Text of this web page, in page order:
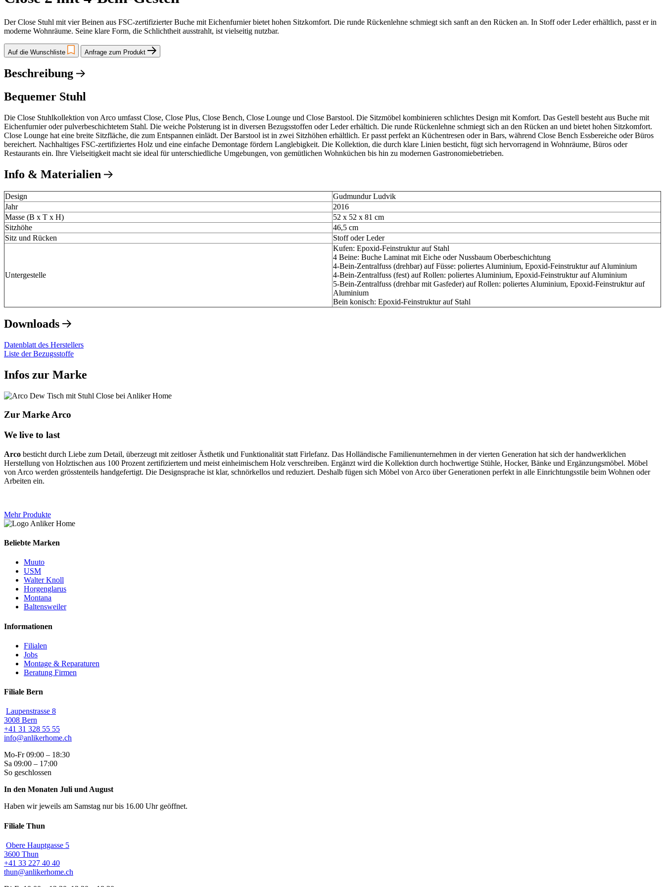
Der Close Stuhl mit vier Beinen aus FSC-zertifizierter Buche mit Eichenfurnier bietet hohen Sitzkomfort. Die runde Rückenlehne schmiegt sich sanft an den Rücken an. In Stoff oder Leder erhältlich, passt er in
moderne Wohnräume. Seine klare Form, die Schlichtheit ausstrahlt, ist vielseitig nutzbar.
Auf die Wunschliste Anfrage zum Produkt
Beschreibung
Bequemer Stuhl
Die Close Stuhlkollektion von Arco umfasst Close, Close Plus, Close Bench, Close Lounge und Close Barstool. Die Sitzmöbel kombinieren schlichtes Design mit Komfort. Das Gestell besteht aus Buche mit
Eichenfurnier oder pulverbeschichtetem Stahl. Die weiche Polsterung ist in diversen Bezugsstoffen oder Leder erhältich. Die runde Rückenlehne schmiegt sich an den Rücken an und bietet hohen Sitzkomfort.
Close Lounge hat eine breite Sitzfläche, die zum Entspannen einlädt. Der Barstool ist in zwei Sitzhöhen erhältlich. Er passt perfekt an Küchentresen oder in Bars, während Close Bench Essbereiche oder Büros
bereichert. Nachhaltiges FSC-zertifiziertes Holz und eine einfache Demontage fördern Langlebigkeit. Die Kollektion, die durch klare Linien besticht, fügt sich hervorragend in Wohnräume, Büros oder
Restaurants ein. Ihre Vielseitigkeit macht sie ideal für unterschiedliche Umgebungen, von gemütlichen Wohnküchen bis hin zu modernen Gastronomiebetrieben.
Info & Materialien
Design
Gudmundur Ludvik
Jahr
2016
Masse (B x T x H)
52 x 52 x 81 cm
Sitzhöhe
46,5 cm
Sitz und Rücken
Stoff oder Leder
Untergestelle
Kufen: Epoxid-Feinstruktur auf Stahl
4 Beine: Buche Laminat mit Eiche oder Nussbaum Oberbeschichtung
4-Bein-Zentralfuss (drehbar) auf Füsse: poliertes Aluminium, Epoxid-Feinstruktur auf Aluminium
4-Bein-Zentralfuss (fest) auf Rollen: poliertes Aluminium, Epoxid-Feinstruktur auf Aluminium
5-Bein-Zentralfuss (drehbar mit Gasfeder) auf Rollen: poliertes Aluminium, Epoxid-Feinstruktur auf
Aluminium
Bein konisch: Epoxid-Feinstruktur auf Stahl
Downloads
Datenblatt des Herstellers
Liste der Bezugsstoffe
Infos zur Marke
Zur Marke Arco
We live to last
Arco besticht durch Liebe zum Detail, überzeugt mit zeitloser Ästhetik und Funktionalität statt Firlefanz. Das Holländische Familienunternehmen in der vierten Generation hat sich der handwerklichen
Herstellung von Holztischen aus 100 Prozent zertifiziertem und meist einheimischem Holz verschreiben. Ergänzt wird die Kollektion durch hochwertige Stühle, Hocker, Bänke und Ergänzungsmöbel. Möbel
von Arco werden grösstenteils handgefertigt. Die Designsprache ist klar, schnörkellos und reduziert. Deshalb fügen sich Möbel von Arco über Generationen perfekt in alle Einrichtungsstile beim Wohnen oder
Arbeiten ein.
Mehr Produkte
Beliebte Marken
Muuto
USM
Walter Knoll
Horgenglarus
Montana
Baltensweiler
Informationen
Filialen
Jobs
Montage & Reparaturen
Beratung Firmen
Filiale Bern
Laupenstrasse 8
3008 Bern
+41 31 328 55 55
info@anlikerhome.ch
Mo-Fr 09:00 – 18:30
Sa 09:00 – 17:00
So geschlossen
In den Monaten Juli und August
Haben wir jeweils am Samstag nur bis 16.00 Uhr geöffnet.
Filiale Thun
Obere Hauptgasse 5
3600 Thun
+41 33 227 40 40
thun@anlikerhome.ch